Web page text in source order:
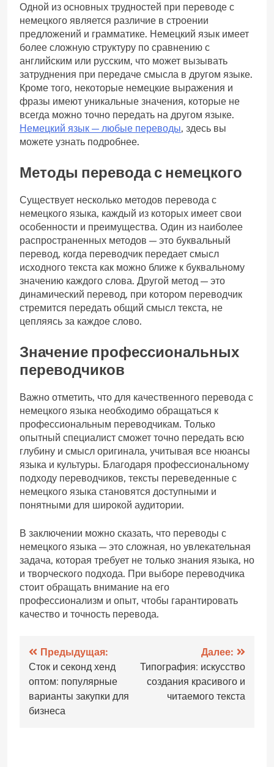
Одной из основных трудностей при переводе с
немецкого является различие в строении
предложений и грамматике. Немецкий язык имеет
более сложную структуру по сравнению с
английским или русским, что может вызывать
затруднения при передаче смысла в другом языке.
Кроме того, некоторые немецкие выражения и
фразы имеют уникальные значения, которые не
всегда можно точно передать на другом языке.
Немецкий язык — любые переводы, здесь вы
можете узнать подробнее.
Методы перевода с немецкого
Существует несколько методов перевода с
немецкого языка, каждый из которых имеет свои
особенности и преимущества. Один из наиболее
распространенных методов — это буквальный
перевод, когда переводчик передает смысл
исходного текста как можно ближе к буквальному
значению каждого слова. Другой метод — это
динамический перевод, при котором переводчик
стремится передать общий смысл текста, не
цепляясь за каждое слово.
Значение профессиональных
переводчиков
Важно отметить, что для качественного перевода с
немецкого языка необходимо обращаться к
профессиональным переводчикам. Только
опытный специалист сможет точно передать всю
глубину и смысл оригинала, учитывая все нюансы
языка и культуры. Благодаря профессиональному
подходу переводчиков, тексты переведенные с
немецкого языка становятся доступными и
понятными для широкой аудитории.
В заключении можно сказать, что переводы с
немецкого языка — это сложная, но увлекательная
задача, которая требует не только знания языка, но
и творческого подхода. При выборе переводчика
стоит обращать внимание на его
профессионализм и опыт, чтобы гарантировать
качество и точность перевода.
Навигация
по
записям
Предыдущая:
Сток и секонд хенд
оптом: популярные
варианты закупки для
бизнеса
Далее:
Типография: искусство
создания красивого и
читаемого текста